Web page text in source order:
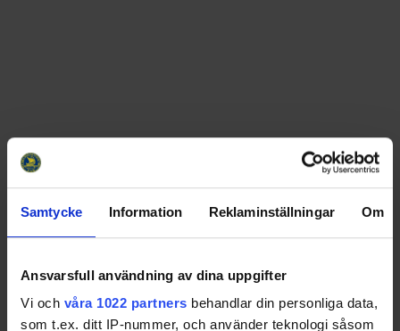
Samtycke Information Reklaminställningar Om
Ansvarsfull användning av dina uppgifter
Vi och våra 1022 partners behandlar din personliga data,
som t.ex. ditt IP-nummer, och använder teknologi såsom
Swehockey – Svenska Ishockeyförbundets officiella app
Swehockey ger dig tillgång till nyheter, livebevakning